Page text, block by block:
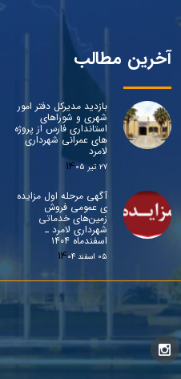
آخرین مطالب
بازدید مدیرکل دفتر امور
شهری و شوراهای
استانداری فارس از پروژه
های عمرانی شهرداری
لامرد
۲۷ تیر ۰۵
آگهی مرحله اول مزایده
ی عمومی فروش
زمین‌های خدماتی
شهرداری لامرد ـ
اسفندماه ۱۴۰۴
۰۵ اسفند ۰۴